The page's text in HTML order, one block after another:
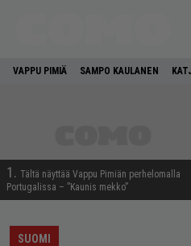
VAPPU PIMIÄ SAMPO KAULANEN
1. Tältä näyttää Vappu Pimiän perhelomalla
Portugalissa – ”Kaunis mekko”
SUOMI